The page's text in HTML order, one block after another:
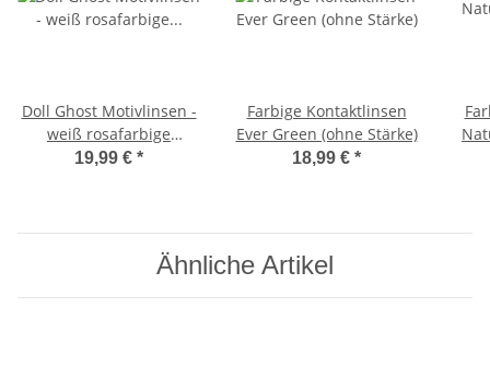
Doll Ghost Motivlinsen -
weiß rosafarbige
Puppenaugen
19,99 € *
Farbige Kontaktlinsen
Ever Green (ohne Stärke)
18,99 € *
Ähnliche Artikel